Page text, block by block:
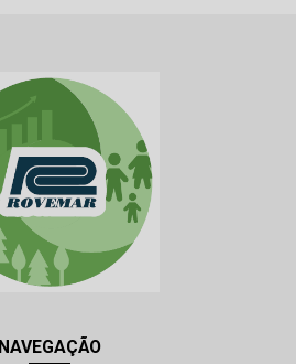
NAVEGAÇÃO